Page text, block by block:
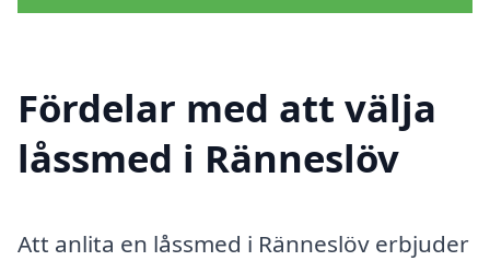
Fördelar med att välja
låssmed i Ränneslöv
Att anlita en låssmed i Ränneslöv erbjuder